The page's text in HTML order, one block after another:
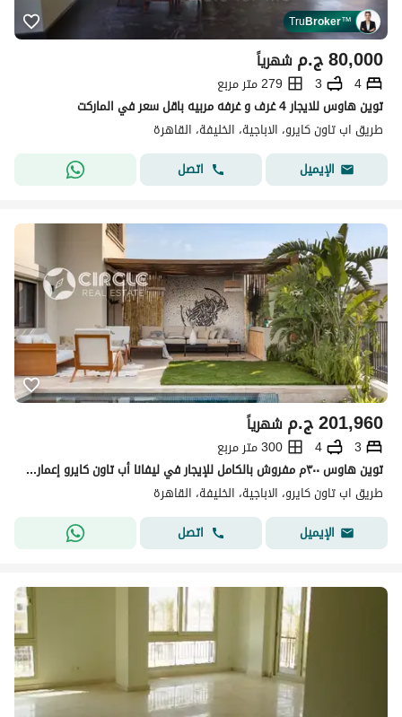
TruBroker™
ج.م80,000 شهرياً
4
3
279 متر مربع
توين هاوس للايجار 4 غرف و غرفه مربيه باقل سعر في الماركت
طريق اب تاون كايرو، الاباجية، الخليفة، القاهرة
الإيميل
اتصل
ج.م201,960 شهرياً
3
4
300 متر مربع
توين هاوس ٣٠٠م مفروش بالكامل للإيجار في ليفانا أب تاون كايرو إعمارLevana Uptown Cairo Emaar
طريق اب تاون كايرو، الاباجية، الخليفة، القاهرة
الإيميل
اتصل